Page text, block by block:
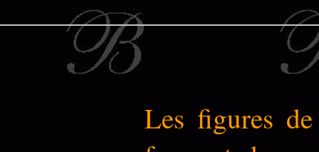
Les figures